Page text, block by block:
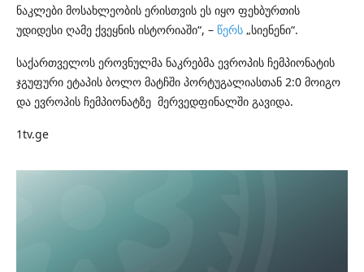
ნაკლები მოსახლეობის ერისთვის ეს იყო ფეხბურთის
უდიდესი ღამე ქვეყნის ისტორიაში“, – წერს „სიენენი“.
საქართველოს ეროვნულმა ნაკრებმა ევროპის ჩემპიონატის
ჯგუფური ეტაპის ბოლო მატჩში პორტუგალიასთან 2:0 მოიგო
და ევროპის ჩემპიონატზე მერვედფინალში გავიდა.
1tv.ge